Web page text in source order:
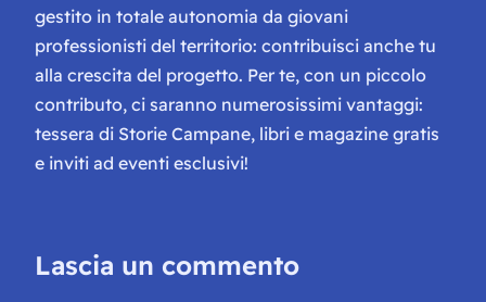
gestito in totale autonomia da giovani
professionisti del territorio: contribuisci anche tu
alla crescita del progetto. Per te, con un piccolo
contributo, ci saranno numerosissimi vantaggi:
tessera di Storie Campane, libri e magazine gratis
e inviti ad eventi esclusivi!
Lascia un commento